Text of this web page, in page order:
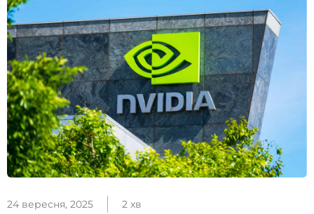
24 вересня, 2025 2 хв